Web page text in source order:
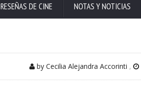
RESEÑAS DE CINE NOTAS Y NOTICIAS
by Cecilia Alejandra Accorinti ,